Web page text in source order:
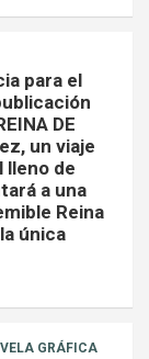
para el
DE
un viaje
lleno de
a una
Reina
única
GRÁFICA